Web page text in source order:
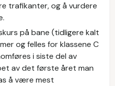
trafikanter, og å vurdere
på bane (tidligere kalt
og felles for klassene C
i siste del av
av det første året man
å være mest